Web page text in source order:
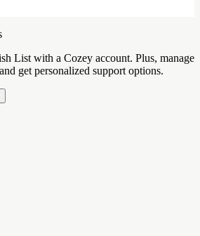
List with a Cozey account. Plus, manage
get personalized support options.